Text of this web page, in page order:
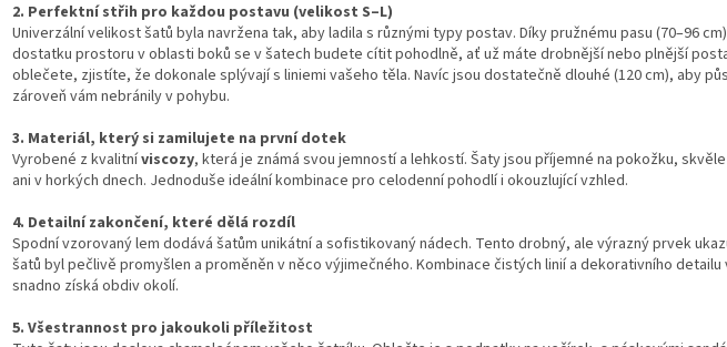
2. Perfektní střih pro každou postavu (velikost S–L)
Univerzální velikost šatů byla navržena tak, aby ladila s různými typy postav. Díky pružnému pasu (70–96
dostatku prostoru v oblasti boků se v šatech budete cítit pohodlně, ať už máte drobnější nebo plnější
oblečete, zjistíte, že dokonale splývají s liniemi vašeho těla. Navíc jsou dostatečně dlouhé (120 cm), aby
zároveň vám nebránily v pohybu.
3. Materiál, který si zamilujete na první dotek
Vyrobené z kvalitníviscozy, která je známá svou jemností a lehkostí. Šaty jsou příjemné na pokožku,
ani v horkých dnech. Jednoduše ideální kombinace pro celodenní pohodlí i okouzlující vzhled.
4. Detailní zakončení, které dělá rozdíl
Spodní vzorovaný lem dodává šatům unikátní a sofistikovaný nádech. Tento drobný, ale výrazný prvek
šatů byl pečlivě promyšlen a proměněn v něco výjimečného. Kombinace čistých linií a dekorativního
snadno získá obdiv okolí.
5. Všestrannost pro jakoukoli příležitost